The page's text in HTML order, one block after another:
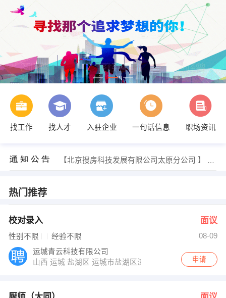
找工作 找人才 入驻企业 一句话信息
职场资讯
【北京搜房科技发展有限公司太原分公司 】 强势入驻
张先生 发布 [行政文员 ] 招聘信息
【山西省农科院园艺所 】 强势入驻
热门推荐
校对录入 面议
性别不限 经验不限
08-09
运城青云科技有限公司
山西 运城 盐湖区 运城市盐湖区涑水街星河广场创客空间
申请